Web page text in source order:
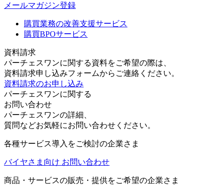
メールマガジン登録
購買業務の改善支援サービス
購買BPOサービス
資料請求
パーチェスワンに関する資料をご希望の際は、
資料請求申し込みフォームからご連絡ください。
資料請求のお申し込み
パーチェスワンに関する
お問い合わせ
パーチェスワンの詳細、
質問などお気軽にお問い合わせください。
各種サービス導入をご検討の企業さま
バイヤさま向け お問い合わせ
商品・サービスの販売・提供をご希望の企業さま